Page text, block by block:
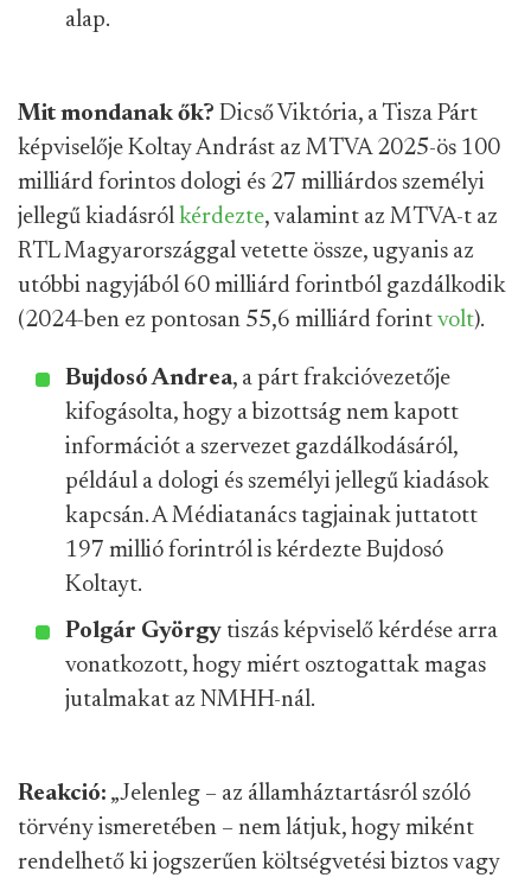
alap.
Mit mondanak ők? Dicső Viktória, a Tisza Párt
képviselője Koltay Andrást az MTVA 2025-ös 100
milliárd forintos dologi és 27 milliárdos személyi
jellegű kiadásról kérdezte, valamint az MTVA-t az
RTL Magyarországgal vetette össze, ugyanis az
utóbbi nagyjából 60 milliárd forintból gazdálkodik
(2024-ben ez pontosan 55,6 milliárd forint volt).
Bujdosó Andrea, a párt frakcióvezetője
kifogásolta, hogy a bizottság nem kapott
információt a szervezet gazdálkodásáról,
például a dologi és személyi jellegű kiadások
kapcsán. A Médiatanács tagjainak juttatott
197 millió forintról is kérdezte Bujdosó
Koltayt.
Polgár György tiszás képviselő kérdése arra
vonatkozott, hogy miért osztogattak magas
jutalmakat az NMHH-nál.
Reakció: „Jelenleg – az államháztartásról szóló
törvény ismeretében – nem látjuk, hogy miként
rendelhető ki jogszerűen költségvetési biztos vagy